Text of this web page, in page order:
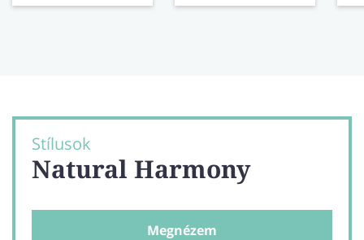
Stílusok
Natural Harmony
Megnézem